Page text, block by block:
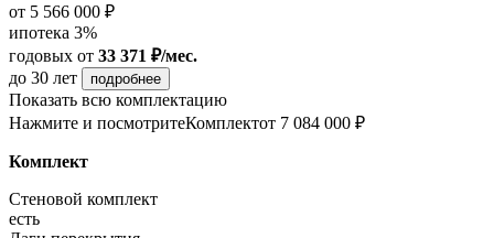
от 5 566 000 ₽
ипотека 3%
годовых от 33 371 ₽/мес.
до 30 лет
подробнее
Показать всю комплектацию
Нажмите и посмотритеКомплектот 7 084 000 ₽
Комплект
Стеновой комплект
есть